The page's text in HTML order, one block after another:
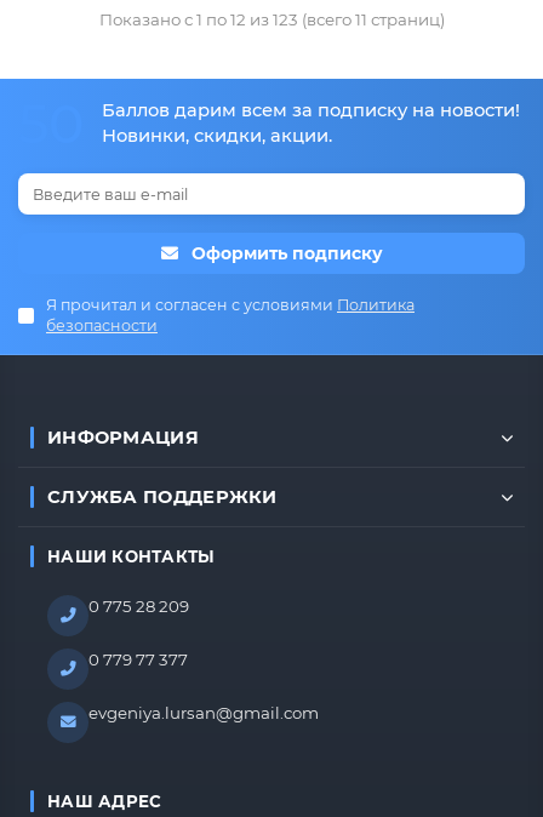
Показано с 1 по 12 из 123 (всего 11 страниц)
Баллов дарим всем за подписку на новости!
Новинки, скидки, акции.
Оформить подписку
Я прочитал и согласен с условиями Политика
безопасности
ИНФОРМАЦИЯ
СЛУЖБА ПОДДЕРЖКИ
НАШИ КОНТАКТЫ
0 775 28 209
0 779 77 377
evgeniya.lursan@gmail.com
НАШ АДРЕС